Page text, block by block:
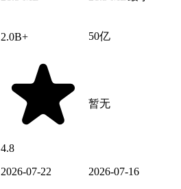
2.0B+ 50亿
4.8
暂无
2026-07-22 2026-07-16